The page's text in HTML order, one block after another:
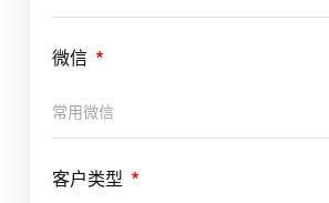
微信
客户类型